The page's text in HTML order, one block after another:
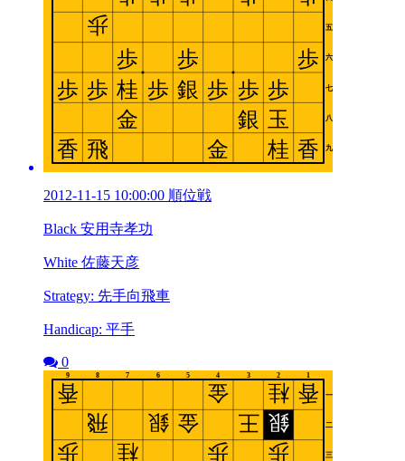
2012-11-15 10:00:00 順位戦
Black 安用寺孝功
White 佐藤天彦
Strategy: 先手向飛車
Handicap: 平手
0